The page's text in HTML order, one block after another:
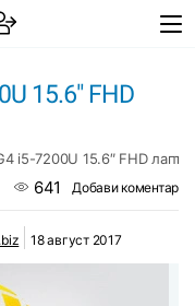
15.6″ FHD
i5-7200U 15.6″ FHD
641 Добави коментар
18 август 2017